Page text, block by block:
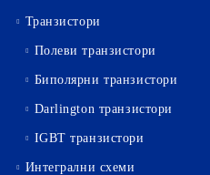
Транзистори
Полеви транзистори
Биполярни транзистори
Darlington транзистори
IGBT транзистори
Интегрални схеми